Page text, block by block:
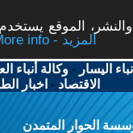
الموقع
More info - المزيد
اليسار -وكالة أنباء
الاقتصاد - اخبار
الحوار المتمدن